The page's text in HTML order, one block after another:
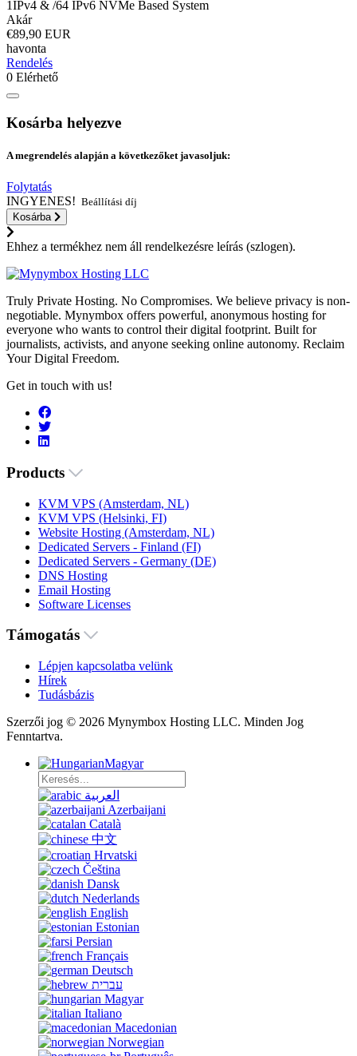
1IPv4 & /64 IPv6 NVMe Based System
Akár
€89,90 EUR
havonta
Rendelés
0 Elérhető
Kosárba helyezve
A megrendelés alapján a következőket javasoljuk:
Folytatás
INGYENES! Beállítási díj
Kosárba
Ehhez a termékhez nem áll rendelkezésre leírás (szlogen).
Truly Private Hosting. No Compromises. We believe privacy is non-
negotiable. Mynymbox offers powerful, anonymous hosting for
everyone who wants to control their digital footprint. Built for
journalists, activists, and anyone seeking online autonomy. Reclaim
Your Digital Freedom.
Get in touch with us!
Products
KVM VPS (Amsterdam, NL)
KVM VPS (Helsinki, FI)
Website Hosting (Amsterdam, NL)
Dedicated Servers - Finland (FI)
Dedicated Servers - Germany (DE)
DNS Hosting
Email Hosting
Software Licenses
Támogatás
Lépjen kapcsolatba velünk
Hírek
Tudásbázis
Szerzői jog © 2026 Mynymbox Hosting LLC. Minden Jog
Fenntartva.
Magyar
العربية
Azerbaijani
Català
中文
Hrvatski
Čeština
Dansk
Nederlands
English
Estonian
Persian
Français
Deutsch
עברית
Magyar
Italiano
Macedonian
Norwegian